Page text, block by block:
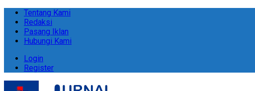
Tentang Kami
Redaksi
Pasang Iklan
Hubungi Kami
Login
Register